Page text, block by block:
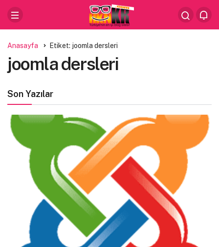
Anasayfa Etiket: joomla dersleri
joomla dersleri
Son Yazılar